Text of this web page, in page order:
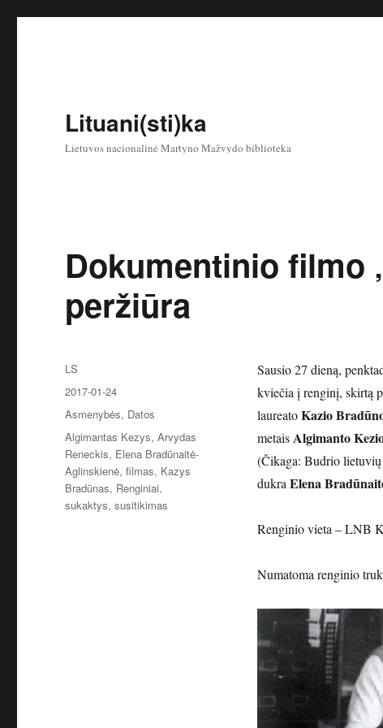
Lituani(sti)ka
Lietuvos nacionalinė Martyno Mažvydo biblioteka
Dokumentinio filmo
peržiūra
Sausio 27 dieną,
kviečia į renginį, skirtą
laureatoKazio
metaisAlgimanto
(Čikaga: Budrio
dukra Elena
Renginio vieta – LNB
Numatoma renginio
Autorius
LS
Paskelbta
2017-01-24
Kategorijos
Asmenybės, Datos
Žymos
Algimantas Kezys,Arvydas
Reneckis, Elena Bradūnaitė-
Aglinskienė,filmas, Kazys
Bradūnas, Renginiai,
sukaktys,susitikimas